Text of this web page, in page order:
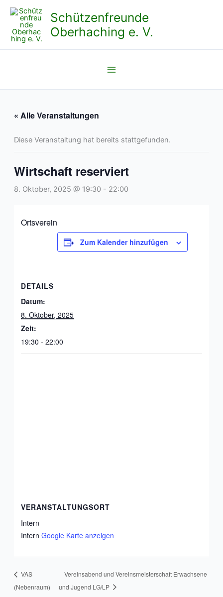
Zum
Inhalt
springen
Schützenfreunde
Oberhaching e. V.
« Alle Veranstaltungen
Diese Veranstaltung hat bereits stattgefunden.
Wirtschaft reserviert
8. Oktober, 2025 @ 19:30- 22:00
Ortsverein
Zum Kalender hinzufügen
DETAILS
Datum:
8. Oktober, 2025
Zeit:
19:30 - 22:00
VERANSTALTUNGSORT
Intern
Intern Google Karte anzeigen
VAS
(Nebenraum)
Vereinsabend und Vereinsmeisterschaft Erwachsene
und Jugend LG/LP